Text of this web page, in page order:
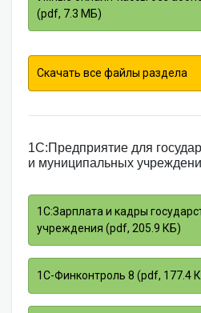
(pdf, 7.3 МБ)
Скачать все файлы раздела
1С:Предприятие для
и муниципальных
1С:Зарплата и кадры
учреждения (pdf, 205.9 КБ)
1С-Финконтроль 8 (pdf, 177.4